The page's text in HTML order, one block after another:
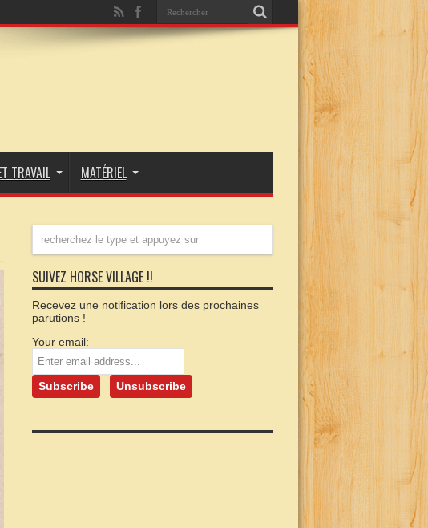
TRAVAIL MATÉRIEL
SUIVEZ HORSE VILLAGE !!
Recevez une notification lors des prochaines
parutions !
Your email: